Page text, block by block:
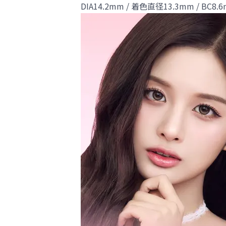
DIA14.2mm / 着色直径13.3mm /